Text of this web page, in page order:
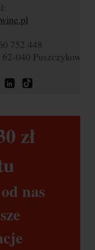
752 448
040 Puszczykowo
zł​
nas